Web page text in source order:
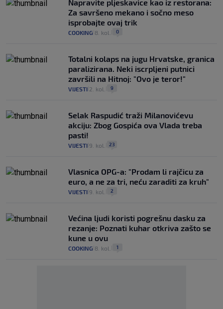
Napravite pljeskavice kao iz restorana:
Za savršeno mekano i sočno meso
isprobajte ovaj trik
COOKING 8. kol. 0
Totalni kolaps na jugu Hrvatske, granica
paralizirana. Neki iscrpljeni putnici
završili na Hitnoj: "Ovo je teror!"
VIJESTI 2. kol. 9
Selak Raspudić traži Milanovićevu
akciju: Zbog Gospića ova Vlada treba
pasti!
VIJESTI 9. kol. 23
Vlasnica OPG-a: "Prodam li rajčicu za
euro, a ne za tri, neću zaraditi za kruh"
VIJESTI 9. kol. 2
Većina ljudi koristi pogrešnu dasku za
rezanje: Poznati kuhar otkriva zašto se
kune u ovu
COOKING 8. kol. 1